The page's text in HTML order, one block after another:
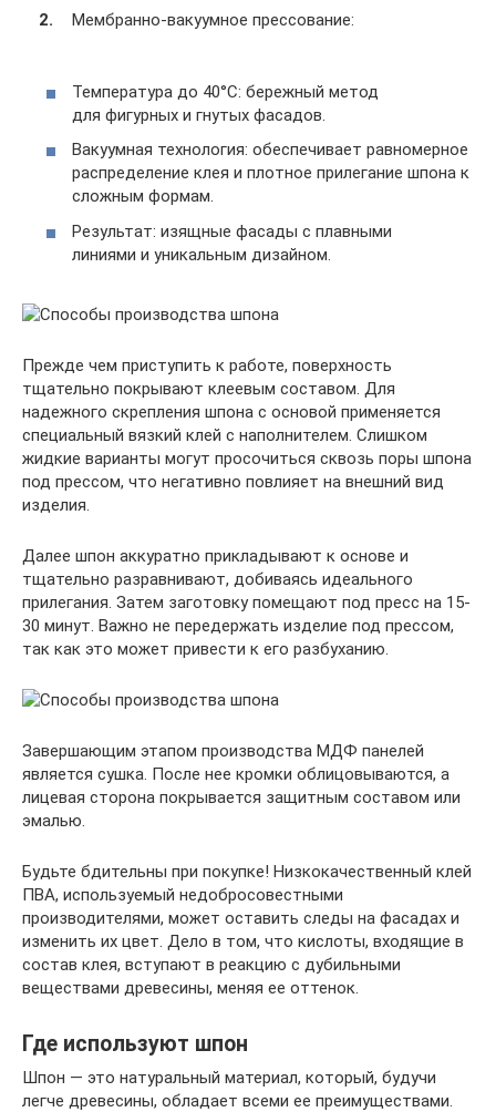
Мембранно-вакуумное прессование:
Температура до 40°C: бережный метод
для фигурных и гнутых фасадов.
Вакуумная технология: обеспечивает равномерное
распределение клея и плотное прилегание шпона к
сложным формам.
Результат: изящные фасады с плавными
линиями и уникальным дизайном.
Прежде чем приступить к работе, поверхность
тщательно покрывают клеевым составом. Для
надежного скрепления шпона с основой применяется
специальный вязкий клей с наполнителем. Слишком
жидкие варианты могут просочиться сквозь поры шпона
под прессом, что негативно повлияет на внешний вид
изделия.
Далее шпон аккуратно прикладывают к основе и
тщательно разравнивают, добиваясь идеального
прилегания. Затем заготовку помещают под пресс на 15-
30 минут. Важно не передержать изделие под прессом,
так как это может привести к его разбуханию.
Завершающим этапом производства МДФ панелей
является сушка. После нее кромки облицовываются, а
лицевая сторона покрывается защитным составом или
эмалью.
Будьте бдительны при покупке! Низкокачественный клей
ПВА, используемый недобросовестными
производителями, может оставить следы на фасадах и
изменить их цвет. Дело в том, что кислоты, входящие в
состав клея, вступают в реакцию с дубильными
веществами древесины, меняя ее оттенок.
Где используют шпон
Шпон — это натуральный материал, который, будучи
легче древесины, обладает всеми ее преимуществами.